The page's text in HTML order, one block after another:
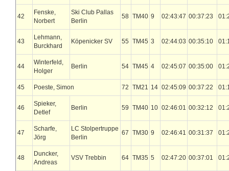
42
Fenske,
Norbert
Ski Club Pallas
Berlin
58 TM40 9 02:43:47 00:37:23
43
Lehmann,
Burckhard
Köpenicker SV 55 TM45 3 02:44:03 00:35:10
44
Winterfeld,
Holger
Berlin 54 TM45 4 02:45:07 00:35:00
45 Poeste, Simon 72 TM21 14 02:45:09 00:37:22
46
Spieker,
Detlef
Berlin 59 TM40 10 02:46:01 00:32:12
47
Scharfe,
Jörg
LC Stolpertruppe
Berlin
67 TM30 9 02:46:41 00:31:37
48
Duncker,
Andreas
VSV Trebbin 64 TM35 5 02:47:20 00:37:01